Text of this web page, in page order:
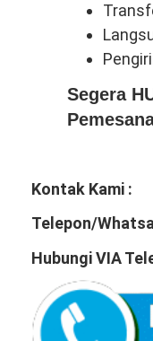
Segera
Kontak Kami :
Telepon/
Hubungi VIA